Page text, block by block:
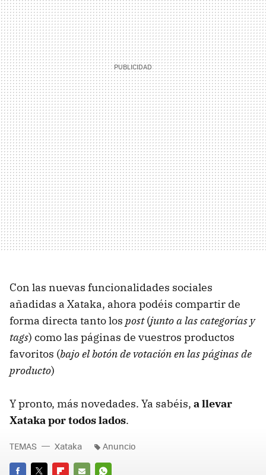
Con las nuevas funcionalidades sociales
añadidas a Xataka, ahora podéis compartir de
forma directa tanto los post(junto a las categorías y
tags) como las páginas de vuestros productos
favoritos (bajo el botón de votación en las páginas de
producto)
Y pronto, más novedades. Ya sabéis, a llevar
Xataka por todos lados.
TEMAS Xataka Anuncio